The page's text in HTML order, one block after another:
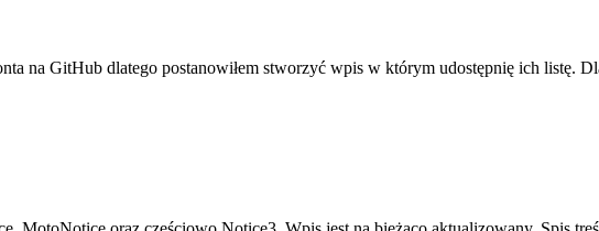
na GitHub dlatego postanowiłem stworzyć wpis w którym udostępnię ich listę.